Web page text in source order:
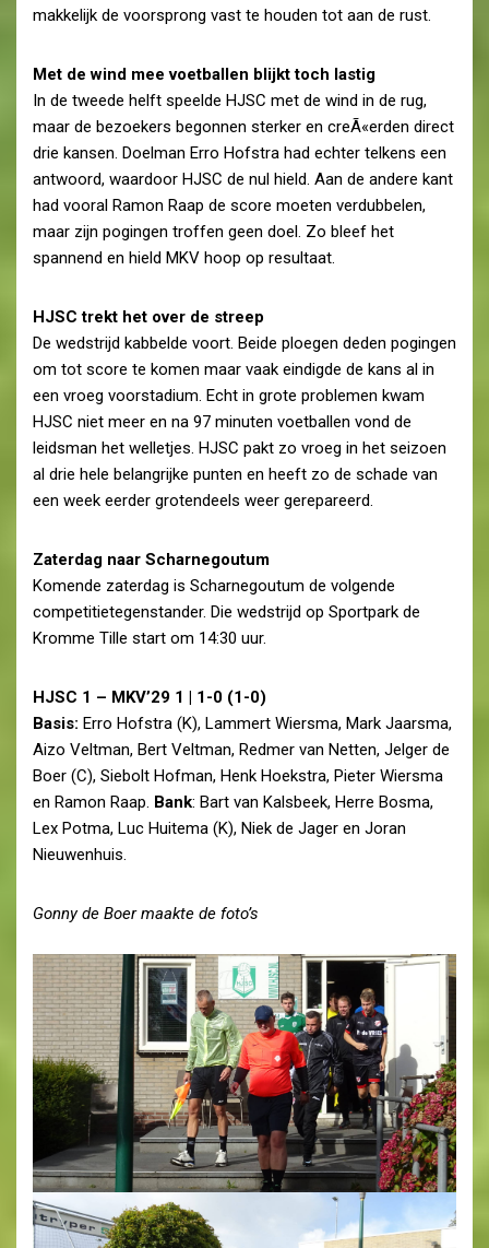
makkelijk de voorsprong vast te houden tot aan de rust.
Met de wind mee voetballen blijkt toch lastig
In de tweede helft speelde HJSC met de wind in de rug,
maar de bezoekers begonnen sterker en creÃ«erden direct
drie kansen. Doelman Erro Hofstra had echter telkens een
antwoord, waardoor HJSC de nul hield. Aan de andere kant
had vooral Ramon Raap de score moeten verdubbelen,
maar zijn pogingen troffen geen doel. Zo bleef het
spannend en hield MKV hoop op resultaat.
HJSC trekt het over de streep
De wedstrijd kabbelde voort. Beide ploegen deden pogingen
om tot score te komen maar vaak eindigde de kans al in
een vroeg voorstadium. Echt in grote problemen kwam
HJSC niet meer en na 97 minuten voetballen vond de
leidsman het welletjes. HJSC pakt zo vroeg in het seizoen
al drie hele belangrijke punten en heeft zo de schade van
een week eerder grotendeels weer gerepareerd.
Zaterdag naar Scharnegoutum
Komende zaterdag is Scharnegoutum de volgende
competitietegenstander. Die wedstrijd op Sportpark de
Kromme Tille start om 14:30 uur.
HJSC 1 – MKV’29 1 | 1-0 (1-0)
Basis: Erro Hofstra (K), Lammert Wiersma, Mark Jaarsma,
Aizo Veltman, Bert Veltman, Redmer van Netten, Jelger de
Boer (C), Siebolt Hofman, Henk Hoekstra, Pieter Wiersma
en Ramon Raap. Bank: Bart van Kalsbeek, Herre Bosma,
Lex Potma, Luc Huitema (K), Niek de Jager en Joran
Nieuwenhuis.
Gonny de Boer maakte de foto’s